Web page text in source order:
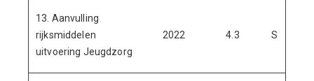
13. Aanvulling
rijksmiddelen
uitvoering Jeugdzorg
2022 4.3 S